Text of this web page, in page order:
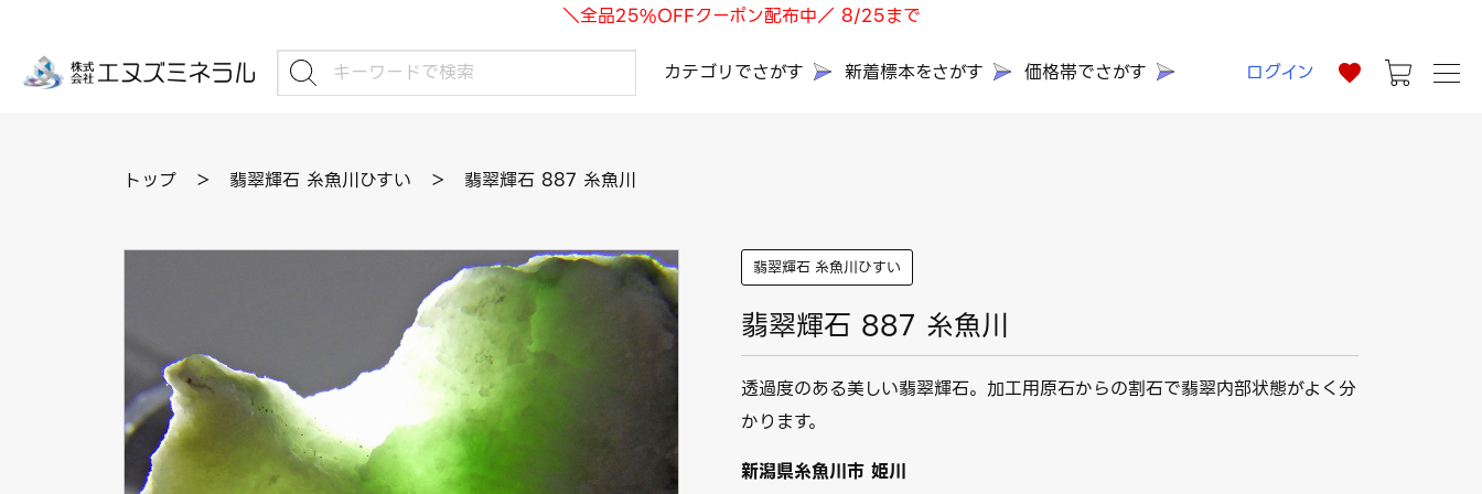
＼全品25%OFFクーポン配布中／ 8/25まで
カテゴリでさがす 新着標本をさがす 価格帯でさがす ログイン
トップ ＞ 翡翠輝石 糸魚川ひすい ＞ 翡翠輝石 887 糸魚川
翡翠輝石 糸魚川ひすい
翡翠輝石 887 糸魚川
透過度のある美しい翡翠輝石。加工用原石からの割石で翡翠内部状態がよく分
かります。
新潟県糸魚川市 姫川